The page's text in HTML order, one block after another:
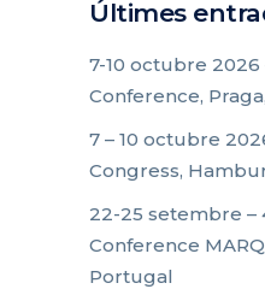
Últimes
7-10 octubre 2026
Conference,
7 – 10 octubre
Congress,
22-25 setembre –
Conference
Portugal